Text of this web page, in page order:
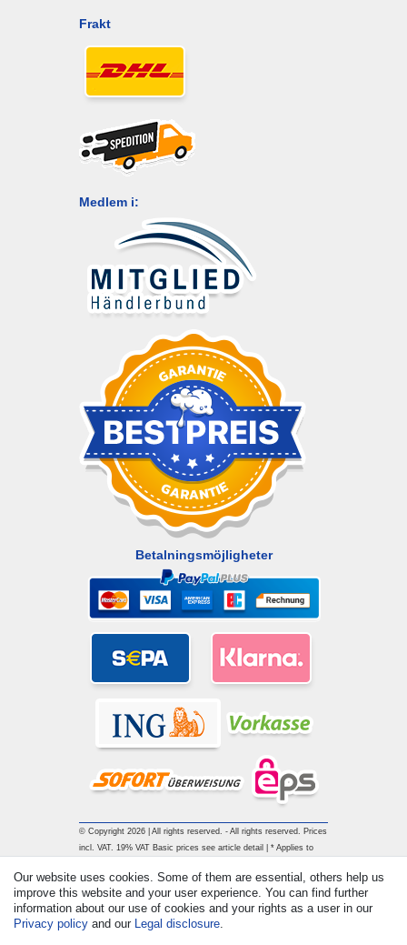
Frakt
Medlem i:
Betalningsmöjligheter
© Copyright 2026 | All rights reserved. - All rights reserved. Prices
incl. VAT. 19% VAT Basic prices see article detail | * Applies to
Our website uses cookies. Some of them are essential, others help us
improve this website and your user experience. You can find further
information about our use of cookies and your rights as a user in our
Privacy policy and our Legal disclosure.
Withdraw from contract here Contact